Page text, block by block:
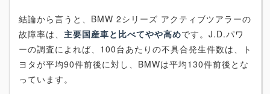
結論から言うと、BMW 2シリーズ アクティブツアラーの
故障率は、 主要国産車と比べてやや高めです。J.D.パワ
ーの調査によれば、100台あたりの不具合発生件数は、ト
ヨタが平均90件前後に対し、BMWは平均130件前後とな
っています。